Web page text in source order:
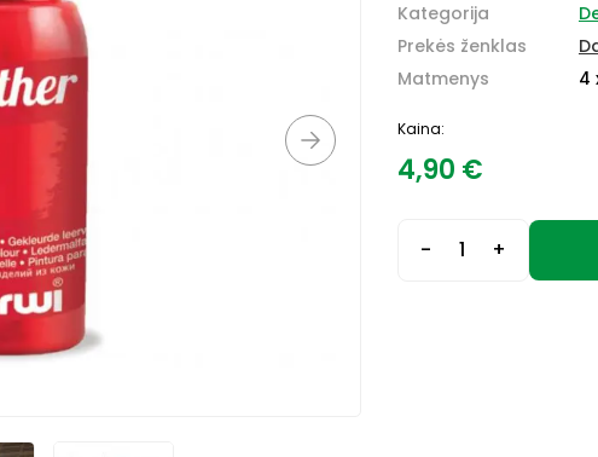
Kategorija
Prekės ženklas
Matmenys
4
Kaina:
4,90 €
- +